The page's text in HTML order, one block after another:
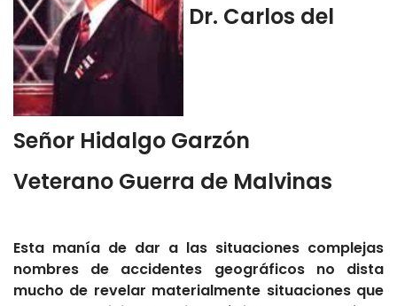
Dr. Carlos del
Señor Hidalgo Garzón
Veterano Guerra de Malvinas
Esta manía de dar a las situaciones complejas
nombres de accidentes geográficos no dista
mucho de revelar materialmente situaciones que